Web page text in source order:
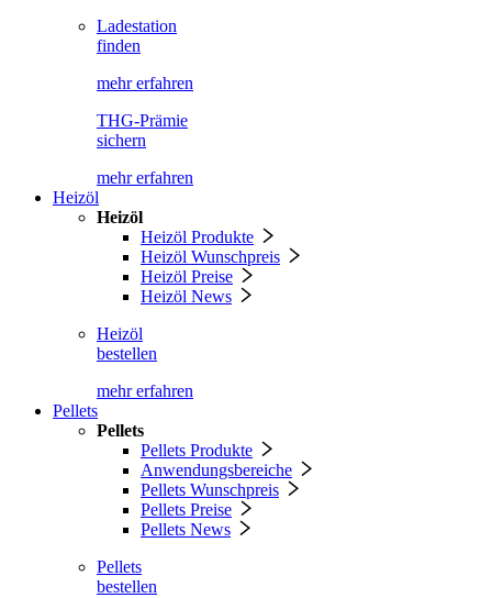
Ladestation
finden
mehr erfahren
THG-Prämie
sichern
mehr erfahren
Heizöl
Heizöl
Heizöl Produkte
Heizöl Wunschpreis
Heizöl Preise
Heizöl News
Heizöl
bestellen
mehr erfahren
Pellets
Pellets
Pellets Produkte
Anwendungsbereiche
Pellets Wunschpreis
Pellets Preise
Pellets News
Pellets
bestellen